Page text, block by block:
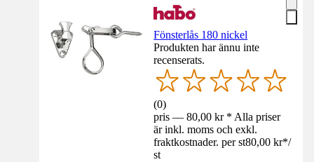
Fönsterlås 180 nickel
Produkten har ännu inte
recenserats.
(0)
pris — 80,00 kr * Alla priser
är inkl. moms och exkl.
fraktkostnader. per st80,00 kr*/
st